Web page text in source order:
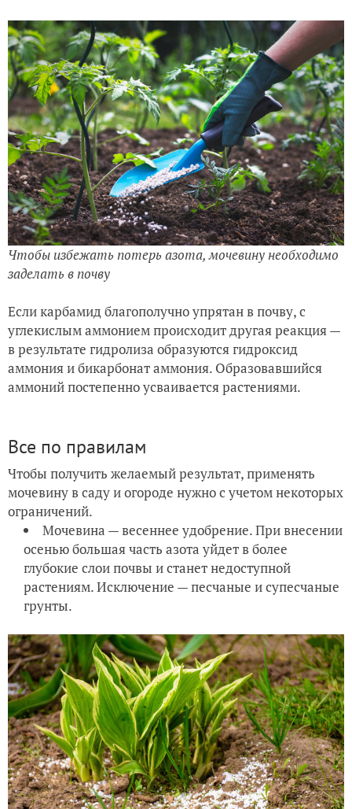
Чтобы избежать потерь азота, мочевину необходимо
заделать в почву
Если карбамид благополучно упрятан в почву, с
углекислым аммонием происходит другая реакция —
в результате гидролиза образуются гидроксид
аммония и бикарбонат аммония. Образовавшийся
аммоний постепенно усваивается растениями.
Все по правилам
Чтобы получить желаемый результат, применять
мочевину в саду и огороде нужно с учетом некоторых
ограничений.
Мочевина — весеннее удобрение. При внесении
осенью большая часть азота уйдет в более
глубокие слои почвы и станет недоступной
растениям. Исключение — песчаные и супесчаные
грунты.